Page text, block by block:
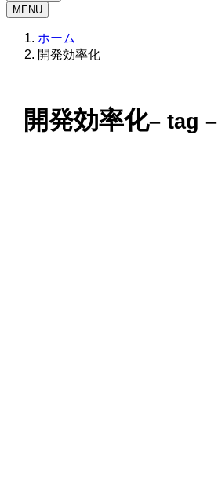
MENU
ホーム
開発効率化
開発効率化– tag –